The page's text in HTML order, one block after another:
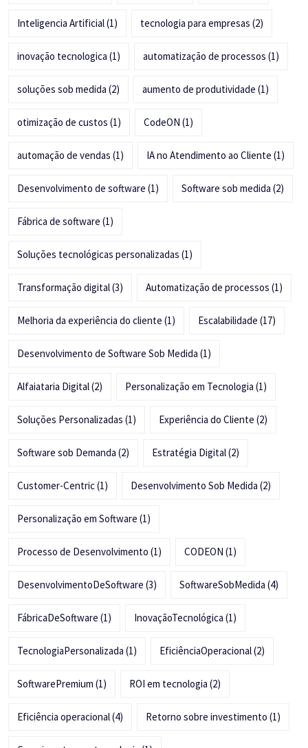
Inteligencia Artificial(1) tecnologia para empresas (2)
inovação tecnologica (1) automatização de processos (1)
soluções sob medida (2) aumento de produtividade (1)
otimização de custos (1) CodeON (1)
automação de vendas (1) IA no Atendimento ao Cliente (1)
Desenvolvimento de software (1) Software sob medida (2)
Fábrica de software (1)
Soluções tecnológicas personalizadas (1)
Transformação digital(3) Automatização de processos (1)
Melhoria da experiência do cliente (1) Escalabilidade (17)
Desenvolvimento de Software Sob Medida (1)
Alfaiataria Digital(2) Personalização em Tecnologia (1)
Soluções Personalizadas (1) Experiência do Cliente (2)
Software sob Demanda (2) Estratégia Digital(2)
Customer-Centric(1) Desenvolvimento Sob Medida (2)
Personalização em Software (1)
Processo de Desenvolvimento (1) CODEON (1)
DesenvolvimentoDeSoftware (3) SoftwareSobMedida (4)
FábricaDeSoftware (1) InovaçãoTecnológica (1)
TecnologiaPersonalizada (1) EficiênciaOperacional(2)
SoftwarePremium (1) ROI em tecnologia (2)
Eficiência operacional(4) Retorno sobre investimento (1)